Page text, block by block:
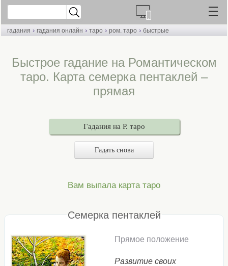
гадания › гадания онлайн › таро › ром. таро › быстрые
Быстрое гадание на Романтическом
таро. Карта семерка пентаклей –
прямая
Гадания на Р. таро
Гадать снова
Вам выпала карта таро
Семерка пентаклей
Прямое положение
Развитие своих